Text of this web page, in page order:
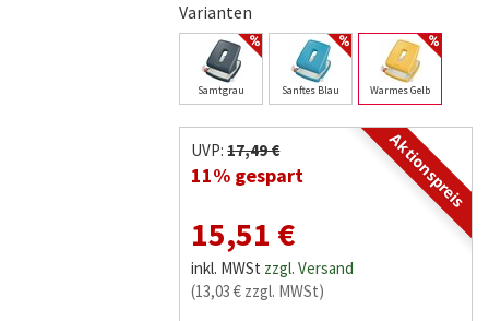
Varianten
Samtgrau Sanftes Blau Warmes Gelb
Aktionspreis
UVP:17,49 €
11% gespart
15,51 €
inkl. MWSt zzgl. Versand
(13,03 € zzgl. MWSt)